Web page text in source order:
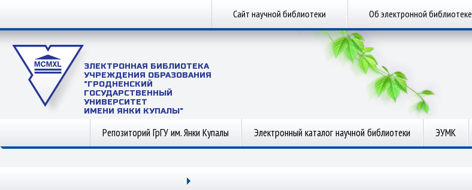
Сайт научной библиотеки Об электронной библиотеке
ЭЛЕКТРОННАЯ БИБЛИОТЕКА
УЧРЕЖДЕНИЯ ОБРАЗОВАНИЯ
"ГРОДНЕНСКИЙ
ГОСУДАРСТВЕННЫЙ
УНИВЕРСИТЕТ
ИМЕНИ ЯНКИ КУПАЛЫ"
Репозиторий ГрГУ им. Янки Купалы Электронный каталог научной библиотеки ЭУМК